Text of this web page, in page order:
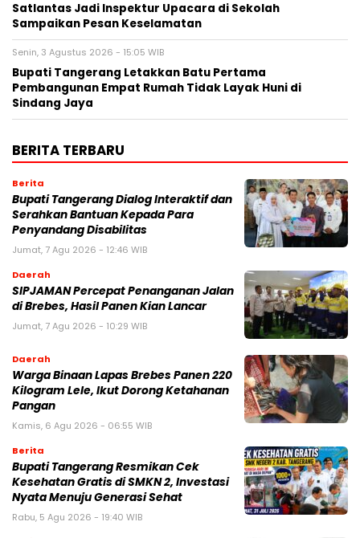
Satlantas Jadi Inspektur Upacara di Sekolah
Sampaikan Pesan Keselamatan
Senin, 3 Agustus 2026 - 15:05 WIB
Bupati Tangerang Letakkan Batu Pertama
Pembangunan Empat Rumah Tidak Layak Huni di
Sindang Jaya
BERITA TERBARU
Berita
Bupati Tangerang Dialog Interaktif dan
Serahkan Bantuan Kepada Para
Penyandang Disabilitas
Jumat, 7 Agu 2026 - 12:46 WIB
Daerah
SIPJAMAN Percepat Penanganan Jalan
di Brebes, Hasil Panen Kian Lancar
Jumat, 7 Agu 2026 - 10:29 WIB
Daerah
Warga Binaan Lapas Brebes Panen 220
Kilogram Lele, Ikut Dorong Ketahanan
Pangan
Kamis, 6 Agu 2026 - 06:55 WIB
Berita
‎Bupati Tangerang Resmikan Cek
Kesehatan Gratis di SMKN 2, Investasi
Nyata Menuju Generasi Sehat
Rabu, 5 Agu 2026 - 19:40 WIB